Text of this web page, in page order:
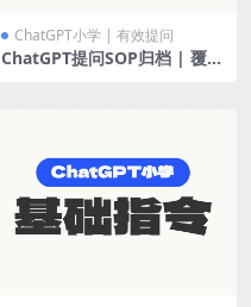
ChatGPT小学 | 有效提问
ChatGPT提问SOP归档 | 覆盖